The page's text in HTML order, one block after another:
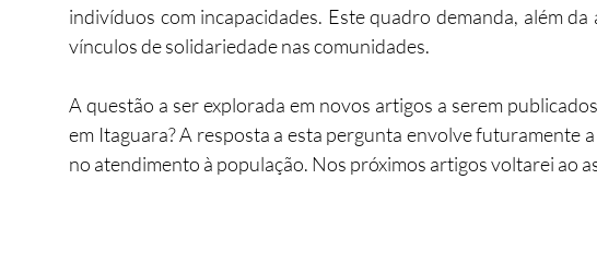
indivíduos com incapacidades. Este quadro demanda, além
vínculos de solidariedade nas comunidades.
A questão a ser explorada em novos artigos a serem
em Itaguara? A resposta a esta pergunta envolve futuramente
no atendimento à população. Nos próximos artigos voltarei ao